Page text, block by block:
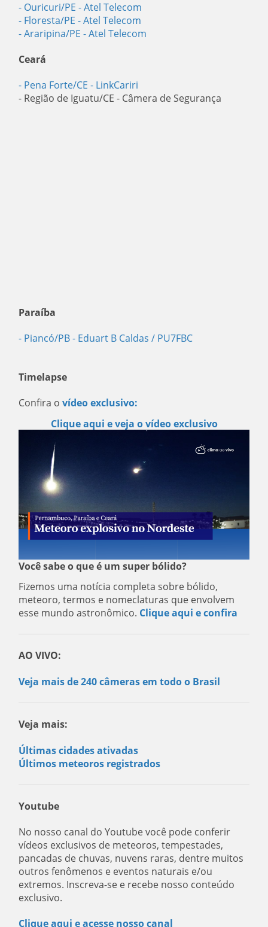
- Ouricuri/PE - Atel Telecom
- Floresta/PE - Atel Telecom
- Araripina/PE - Atel Telecom
Ceará
- Pena Forte/CE - LinkCariri
- Região de Iguatu/CE - Câmera de Segurança
Paraíba
- Piancó/PB- Eduart B Caldas / PU7FBC
Timelapse
Confira o vídeo exclusivo:
Clique aqui e veja o vídeo exclusivo
Você sabe o que é um super bólido?
Fizemos uma notícia completa sobre bólido,
meteoro, termos e nomeclaturas que envolvem
esse mundo astronômico. Clique aqui e confira
AO VIVO:
Veja mais de 240 câmeras em todo o Brasil
Veja mais:
Últimas cidades ativadas
Últimos meteoros registrados
Youtube
No nosso canal do Youtube você pode conferir
vídeos exclusivos de meteoros, tempestades,
pancadas de chuvas, nuvens raras, dentre muitos
outros fenômenos e eventos naturais e/ou
extremos. Inscreva-se e recebe nosso conteúdo
exclusivo.
Clique aqui e acesse nosso canal